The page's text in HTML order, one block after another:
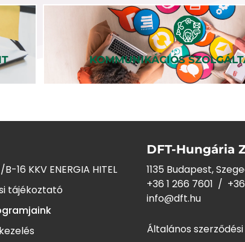
KOMMUNIKÁCIÓS
16 KKV ENERGIA HITEL
tájékoztató
DFT-Hungária
1135 Budapest,
+36 1 266 7601 /
info@dft.hu
Általános